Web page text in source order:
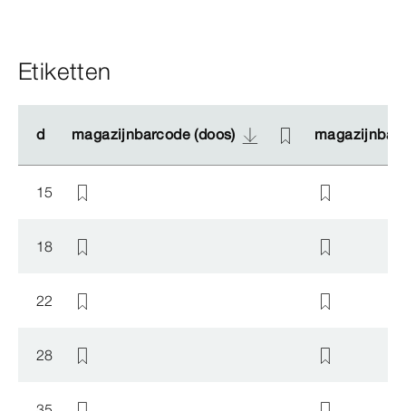
Etiketten
d magazijnbarcode (doos)
d magazijnbarcode (doos)
15
18
22
28